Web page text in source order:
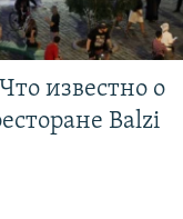
известно о
Balzi